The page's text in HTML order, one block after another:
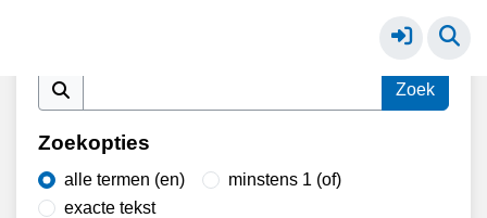
Zoekopties
alle termen (en)
minstens 1 (of)
exacte tekst